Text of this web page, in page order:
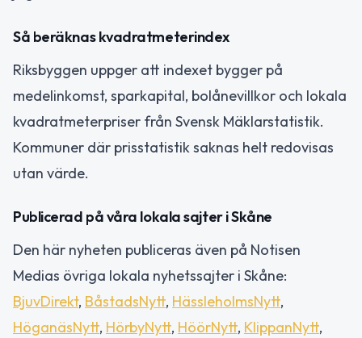
Så beräknas kvadratmeterindex
Riksbyggen uppger att indexet bygger på
medelinkomst, sparkapital, bolånevillkor och lokala
kvadratmeterpriser från Svensk Mäklarstatistik.
Kommuner där prisstatistik saknas helt redovisas
utan värde.
Publicerad på våra lokala sajter i Skåne
Den här nyheten publiceras även på Notisen
Medias övriga lokala nyhetssajter i Skåne:
BjuvDirekt, BåstadsNytt, HässleholmsNytt,
HöganäsNytt, HörbyNytt, HöörNytt, KlippanNytt,